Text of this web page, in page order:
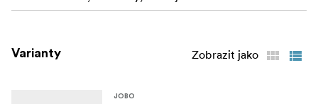
Varianty Zobrazit jako
JOBO